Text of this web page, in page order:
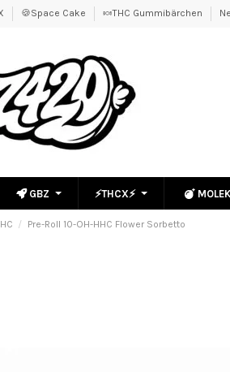
🍪Space Cake 🍬THC Gummibärchen
GBZ ⚡THCX⚡
Pre-Roll 10-OH-HHC Flower Sorbetto